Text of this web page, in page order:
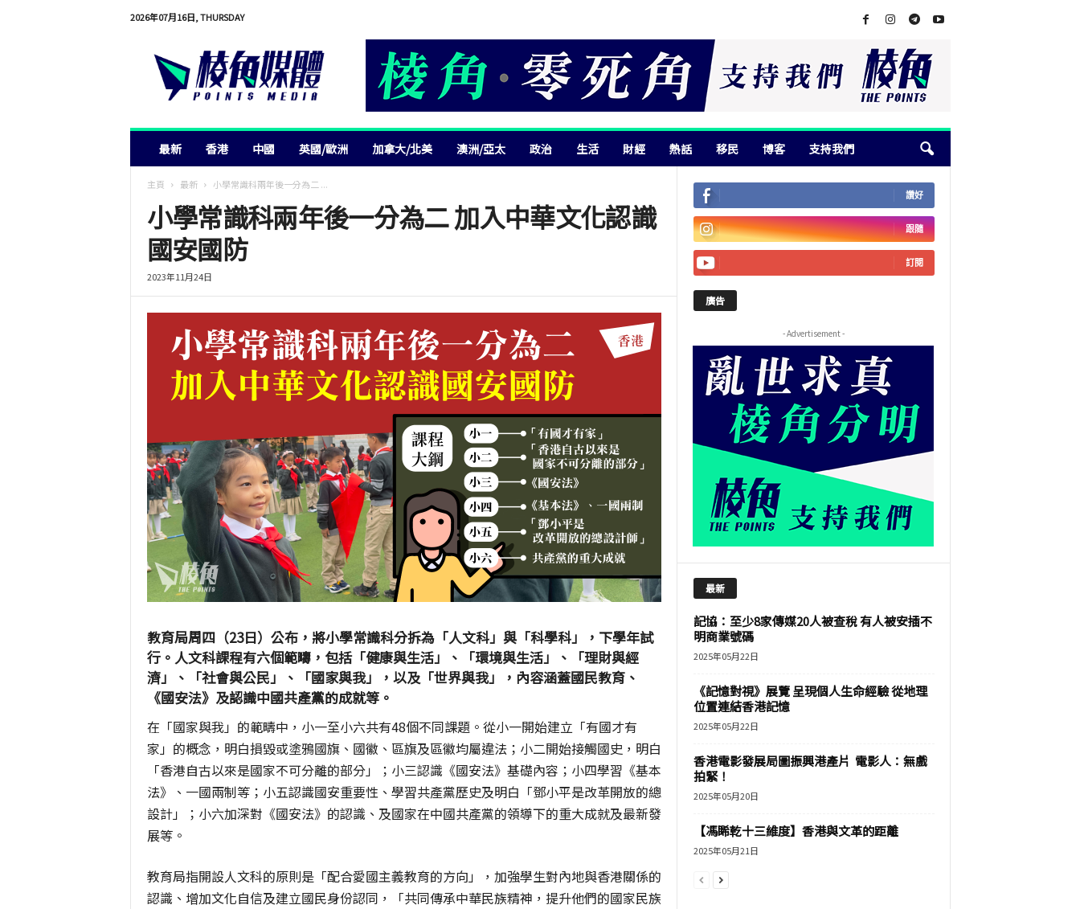
2026年07月16日, THURSDAY
最新 香港 中國 英國/歐洲 加拿大/北美 澳洲/亞太 政治 生活 財經 熱話 移民 博客 支持我們
主頁 最新 小學常識科兩年後一分為二 ...
小學常識科兩年後一分為二 加入中華文化認識
國安國防
2023年11月24日
教育局周四（23日）公布，將小學常識科分拆為「人文科」與「科學科」，下學年試
行。人文科課程有六個範疇，包括「健康與生活」、「環境與生活」、「理財與經
濟」、「社會與公民」、「國家與我」，以及「世界與我」，內容涵蓋國民教育、
《國安法》及認識中國共產黨的成就等。
在「國家與我」的範疇中，小一至小六共有48個不同課題。從小一開始建立「有國才有
家」的概念，明白損毀或塗鴉國旗、國徽、區旗及區徽均屬違法；小二開始接觸國史，明白
「香港自古以來是國家不可分離的部分」；小三認識《國安法》基礎內容；小四學習《基本
法》、一國兩制等；小五認識國安重要性、學習共產黨歷史及明白「鄧小平是改革開放的總
設計」；小六加深對《國安法》的認識、及國家在中國共產黨的領導下的重大成就及最新發
展等。
教育局指開設人文科的原則是「配合愛國主義教育的方向」，加強學生對內地與香港關係的
認識、增加文化自信及建立國民身份認同，「共同傳承中華民族精神，提升他們的國家民族
讚好
跟隨
訂閱
廣告
- Advertisement -
最新
記協：至少8家傳媒20人被查稅 有人被安插不
明商業號碼
2025年05月22日
《記憶對視》展覽 呈現個人生命經驗 從地理
位置連結香港記憶
2025年05月22日
香港電影發展局圖振興港產片 電影人：無戲
拍緊！
2025年05月20日
【馮睎乾十三維度】香港與文革的距離
2025年05月21日